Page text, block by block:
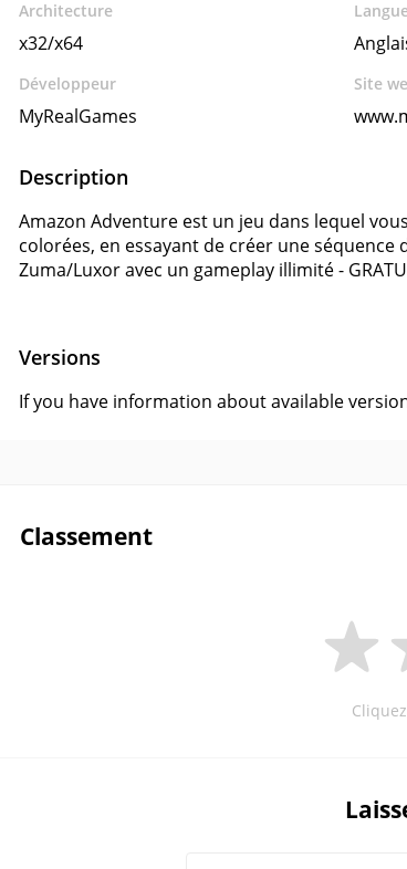
Architecture
x32/x64
Développeur
MyRealGames
Site
Description
Amazon Adventure est un jeu dans lequel
colorées, en essayant de créer une
Zuma/Luxor avec un gameplay illimité -
Versions
If you have information about available
Classement